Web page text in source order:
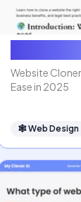
Website
Ease in 2025
🕸Web Design